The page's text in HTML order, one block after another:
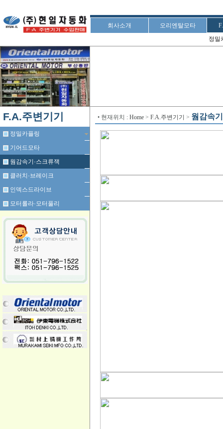
회사소개 오리엔탈모타
정밀
F.A.주변기기
정밀카플링
기어드모타
웜감속기·스크류잭
클러치·브레이크
인덱스드라이브
모터롤라·모터풀리
• 현재위치 : Home > F.A.주변기기 > 웜감속